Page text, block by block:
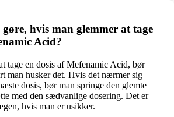
hvis man glemmer at tage
Acid?
tage en dosis af Mefenamic Acid, bør
man husker det. Hvis det nærmer sig
dosis, bør man springe den glemte
med den sædvanlige dosering. Det er
hvis man er usikker.